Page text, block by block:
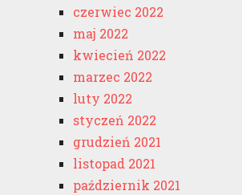
czerwiec 2022
maj 2022
kwiecień 2022
marzec 2022
luty 2022
styczeń 2022
grudzień 2021
listopad 2021
październik 2021